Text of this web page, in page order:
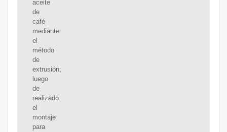
aceite
de
café
mediante
el
método
de
extrusión;
luego
de
realizado
el
montaje
para